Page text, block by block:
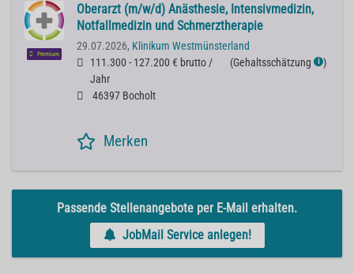
Premium
Oberarzt (m/w/d) Anästhesie, Intensivmedizin,
Notfallmedizin und Schmerztherapie
29.07.2026, Klinikum Westmünsterland
111.300 - 127.200 € brutto /
Jahr
(Gehaltsschätzung ℹ )
46397 Bocholt
Merken
Passende Stellenangebote per E-Mail erhalten.
JobMail Service anlegen!